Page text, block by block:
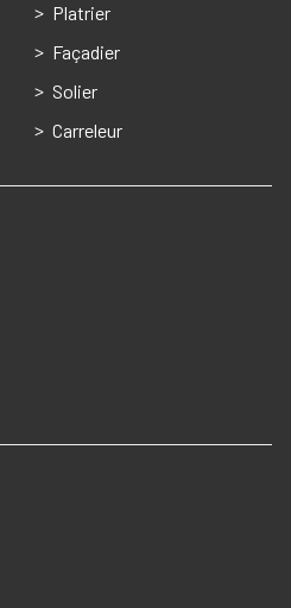
Platrier
Façadier
Solier
Carreleur